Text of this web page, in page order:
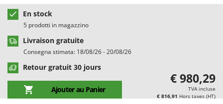
Cultivateurs Tiller à ressorts - Extirpateurs
D
Débroussailleuses
Décompacteurs agricoles
Découpeurs plasma
Déplaqueuses de gazon
Bestway
Beta tools
Bissell
Black & Decker
BlackStone
Blue Bird
Bomet
En stock
5 prodotti in magazzino
Livraison gratuite
Consegna stimata: 18/08/26 - 20/08/26
Retour gratuit 30 jours
Ajouter au Panier
€ 980,29
TVA incluse
€ 816,91 Hors taxes (HT)